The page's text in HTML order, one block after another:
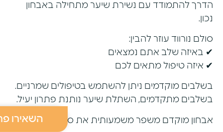
הדרך להתמודד עם נשירת שיער מתחילה באבחון
נכון.
סולם נורווד עוזר להבין:
✔ באיזה שלב אתם נמצאים
✔ איזה טיפול מתאים לכם
בשלבים מוקדמים ניתן להשתמש בטיפולים שמרניים.
בשלבים מתקדמים, השתלת שיער נותנת פתרון יעיל.
אבחון מוקדם משפר משמעותית את סיכויי ההצלחה.
השאירו